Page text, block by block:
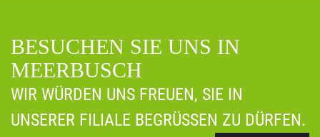
BESUCHEN SIE UNS IN
MEERBUSCH
WIR WÜRDEN UNS FREUEN, SIE IN
UNSERER FILIALE BEGRÜSSEN ZU DÜRFEN.